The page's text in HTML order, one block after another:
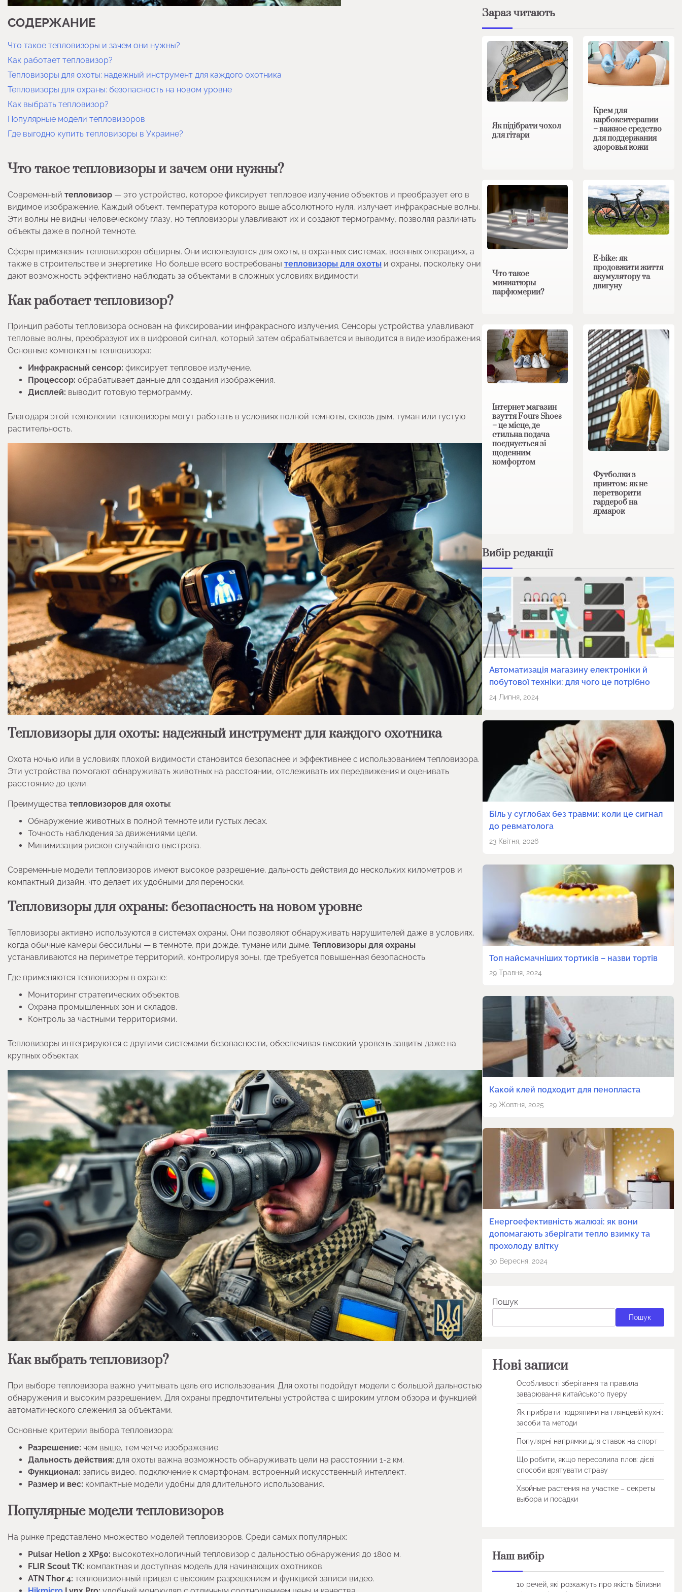
СОДЕРЖАНИЕ
Что такое тепловизоры и зачем они нужны?
Как работает тепловизор?
Тепловизоры для охоты: надежный инструмент для каждого охотника
Тепловизоры для охраны: безопасность на новом уровне
Как выбрать тепловизор?
Популярные модели тепловизоров
Где выгодно купить тепловизоры в Украине?
Что такое тепловизоры и зачем они нужны?
Современный тепловизор — это устройство, которое фиксирует тепловое излучение объектов и преобразует его в
видимое изображение. Каждый объект, температура которого выше абсолютного нуля, излучает инфракрасные волны.
Эти волны не видны человеческому глазу, но тепловизоры улавливают их и создают термограмму, позволяя различать
объекты даже в полной темноте.
Сферы применения тепловизоров обширны. Они используются для охоты, в охранных системах, военных операциях, а
также в строительстве и энергетике. Но больше всего востребованы тепловизоры для охоты и охраны, поскольку они
дают возможность эффективно наблюдать за объектами в сложных условиях видимости.
Как работает тепловизор?
Принцип работы тепловизора основан на фиксировании инфракрасного излучения. Сенсоры устройства улавливают
тепловые волны, преобразуют их в цифровой сигнал, который затем обрабатывается и выводится в виде изображения.
Основные компоненты тепловизора:
Инфракрасный сенсор: фиксирует тепловое излучение.
Процессор: обрабатывает данные для создания изображения.
Дисплей: выводит готовую термограмму.
Благодаря этой технологии тепловизоры могут работать в условиях полной темноты, сквозь дым, туман или густую
растительность.
Тепловизоры для охоты: надежный инструмент для каждого охотника
Охота ночью или в условиях плохой видимости становится безопаснее и эффективнее с использованием тепловизора.
Эти устройства помогают обнаруживать животных на расстоянии, отслеживать их передвижения и оценивать
расстояние до цели.
Преимущества тепловизоров для охоты:
Обнаружение животных в полной темноте или густых лесах.
Точность наблюдения за движениями цели.
Минимизация рисков случайного выстрела.
Современные модели тепловизоров имеют высокое разрешение, дальность действия до нескольких километров и
компактный дизайн, что делает их удобными для переноски.
Тепловизоры для охраны: безопасность на новом уровне
Тепловизоры активно используются в системах охраны. Они позволяют обнаруживать нарушителей даже в условиях,
когда обычные камеры бессильны — в темноте, при дожде, тумане или дыме. Тепловизоры для охраны
устанавливаются на периметре территорий, контролируя зоны, где требуется повышенная безопасность.
Где применяются тепловизоры в охране:
Мониторинг стратегических объектов.
Охрана промышленных зон и складов.
Контроль за частными территориями.
Тепловизоры интегрируются с другими системами безопасности, обеспечивая высокий уровень защиты даже на
крупных объектах.
Как выбрать тепловизор?
При выборе тепловизора важно учитывать цель его использования. Для охоты подойдут модели с большой дальностью
обнаружения и высоким разрешением. Для охраны предпочтительны устройства с широким углом обзора и функцией
автоматического слежения за объектами.
Основные критерии выбора тепловизора:
Разрешение: чем выше, тем четче изображение.
Дальность действия: для охоты важна возможность обнаруживать цели на расстоянии 1-2 км.
Функционал: запись видео, подключение к смартфонам, встроенный искусственный интеллект.
Размер и вес: компактные модели удобны для длительного использования.
Популярные модели тепловизоров
На рынке представлено множество моделей тепловизоров. Среди самых популярных:
Pulsar Helion 2 XP50: высокотехнологичный тепловизор с дальностью обнаружения до 1800 м.
FLIR Scout TK: компактная и доступная модель для начинающих охотников.
ATN Thor 4: тепловизионный прицел с высоким разрешением и функцией записи видео.
Зараз читають
Як підібрати чохол
для гітари
Крем для
карбокситерапии
– важное средство
для поддержания
здоровья кожи
Что такое
миниатюры
парфюмерии?
E-bike: як
продовжити життя
акумулятору та
двигуну
Інтернет магазин
взуття Fours Shoes
– це місце, де
стильна подача
поєднується зі
щоденним
комфортом
Футболки з
принтом: як не
перетворити
гардероб на
ярмарок
Вибір редакції
Автоматизація магазину електроніки й
побутової техніки: для чого це потрібно
24 Липня, 2024
Біль у суглобах без травми: коли це сигнал
до ревматолога
23 Квітня, 2026
Топ найсмачніших тортиків – назви тортів
29 Травня, 2024
Какой клей подходит для пенопласта
29 Жовтня, 2025
Енергоефективність жалюзі: як вони
допомагають зберігати тепло взимку та
прохолоду влітку
30 Вересня, 2024
Пошук
Пошук
Нові записи
Особливості зберігання та правила
заварювання китайського пуеру
Як прибрати подряпини на глянцевій кухні:
засоби та методи
Популярні напрямки для ставок на спорт
Що робити, якщо пересолила плов: дієві
способи врятувати страву
Хвойные растения на участке – секреты
выбора и посадки
Наш вибір
10 речей, які розкажуть про якість білизни